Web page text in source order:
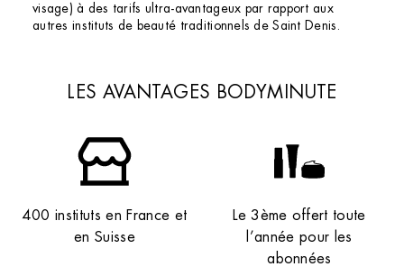
visage) à des tarifs ultra-avantageux par rapport aux
autres instituts de beauté traditionnels de Saint Denis.
LES AVANTAGES BODYMINUTE
400 instituts en France et
en Suisse
Le 3ème offert toute
l’année pour les
abonnées